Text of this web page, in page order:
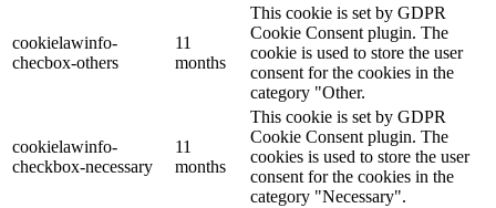
cookielawinfo-
checbox-others
11
months
This cookie is set by GDPR
Cookie Consent plugin. The
cookie is used to store the user
consent for the cookies in the
category "Other.
cookielawinfo-
checkbox-necessary
11
months
This cookie is set by GDPR
Cookie Consent plugin. The
cookies is used to store the user
consent for the cookies in the
category "Necessary".